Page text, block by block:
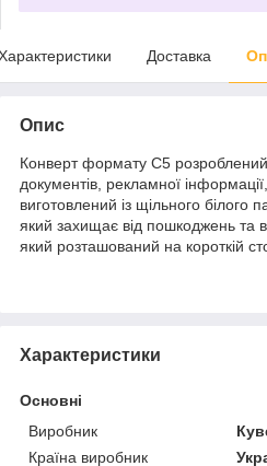
Доставка
Опис
Конверт формату С5
документів, рекламної
виготовлений із щільного білого
який захищає від пошкоджень та
який розташований на короткій
Характеристики
Основні
Виробник
Країна виробник